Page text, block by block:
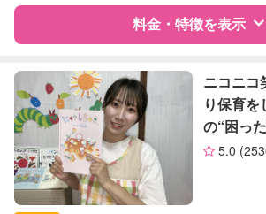
レッスン
音楽レッスン
スポーツレッスン
絵・工作レッスン
定期予約 お引き受けして
お子様の撮影
（定期特典）
対応不可
料金・特徴を表示
特徴 料金 レビュー
サポートの特徴
資格
幼稚園教諭
ニコニコ
り保育
の“困っ
5.0